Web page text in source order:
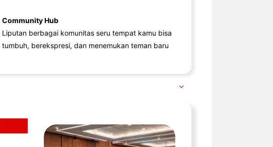
Community Hub
Liputan berbagai komunitas seru tempat kamu bisa
tumbuh, berekspresi, dan menemukan teman baru